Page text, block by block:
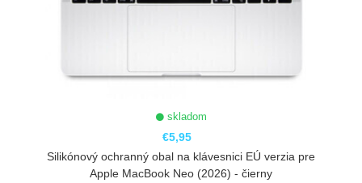
skladom
€5,95
Silikónový ochranný obal na klávesnici EÚ verzia pre
Apple MacBook Neo (2026) - čierny